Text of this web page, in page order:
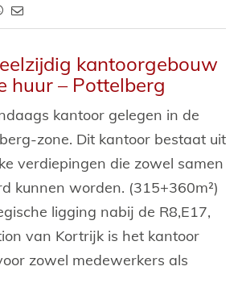
kantoorgebouw
huur – Pottelberg
kantoor gelegen in de
zone. Dit kantoor bestaat uit
verdiepingen die zowel samen
kunnen worden. (315+360m²)
ligging nabij de R8,E17,
van Kortrijk is het kantoor
zowel medewerkers als